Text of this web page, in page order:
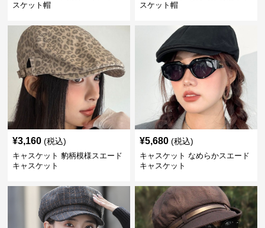
スケット帽
スケット帽
¥3,160 (税込)
キャスケット 豹柄模様スエード
キャスケット
¥5,680 (税込)
キャスケット なめらかスエード
キャスケット